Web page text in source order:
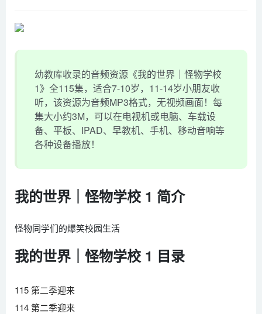
幼教库收录的音频资源《我的世界｜怪物学校
1》全115集，适合7-10岁，11-14岁小朋友收
听，该资源为音频MP3格式，无视频画面！每
集大小约3M，可以在电视机或电脑、车载设
备、平板、IPAD、早教机、手机、移动音响等
各种设备播放！
我的世界｜怪物学校 1 简介
怪物同学们的爆笑校园生活
我的世界｜怪物学校 1 目录
115 第二季迎来
114 第二季迎来